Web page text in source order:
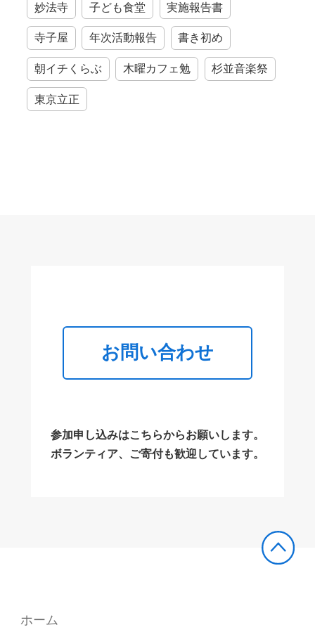
妙法寺 子ども食堂 実施報告書
寺子屋 年次活動報告 書き初め
朝イチくらぶ 木曜カフェ勉 杉並音楽祭
東京立正
お問い合わせ
参加申し込みはこちらからお願いします。
ボランティア、ご寄付も歓迎しています。
ホーム